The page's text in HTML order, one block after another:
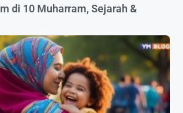
di 10 Muharram, Sejarah &